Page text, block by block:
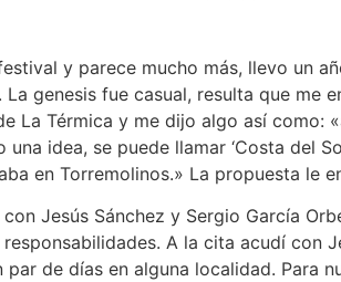
y parece mucho más, llevo un
genesis fue casual, resulta que me
La Térmica y me dijo algo así como:
idea, se puede llamar ‘Costa del
en Torremolinos.» La propuesta le
Jesús Sánchez y Sergio García
A la cita acudí con
de días en alguna localidad. Para